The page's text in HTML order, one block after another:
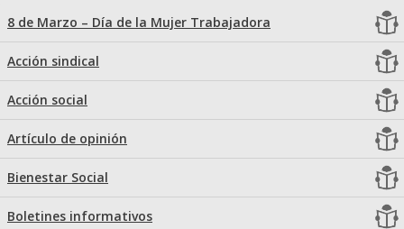
8 de Marzo – Día de la Mujer Trabajadora
Acción sindical
Acción social
Artículo de opinión
Bienestar Social
Boletines informativos